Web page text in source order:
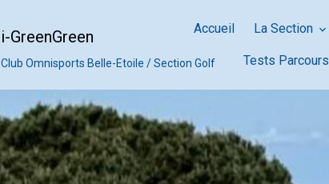
i-GreenGreen
Club Omnisports Belle-Etoile / Section Golf
Accueil La Section
Tests Parcours